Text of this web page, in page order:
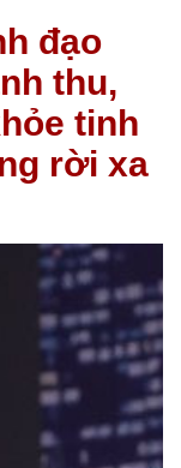
đạo
thu,
tinh
rời xa